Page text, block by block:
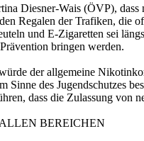
Diesner-Wais (ÖVP),
Regalen der Trafiken,
und E-Zigaretten sei
bringen werden.
der allgemeine
des Jugendschutzes
dass die Zulassung von
BEREICHEN